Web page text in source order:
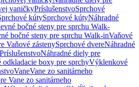
vaničkyPríslušenstvoSprchové
kútySprchové kútyNáhradné
bočné steny pre sprchu Walk-
bočné steny pre sprchu Walk-inVaňové
Vaňové zástenySprchové dvereNáhradné
PríslušenstvoNáhradné diely pre
boxy pre sprchyVýklenkové
VaneVane zo sanitárneho
Vane zo sanitárneho